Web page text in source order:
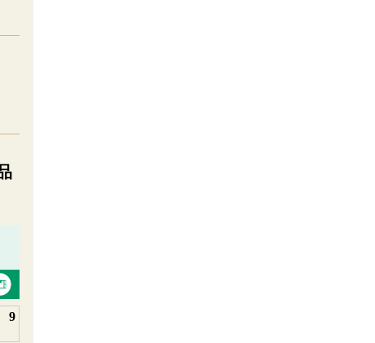
視覺預覽，完整即時空氣品質資料請開啟